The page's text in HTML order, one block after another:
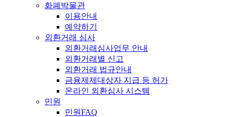
화폐박물관
이용안내
예약하기
외환거래 심사
외환거래심사업무 안내
외환거래별 신고
외환거래 법규안내
금융제제대상자 지급 등 허가
온라인 외환심사 시스템
민원
민원FAQ